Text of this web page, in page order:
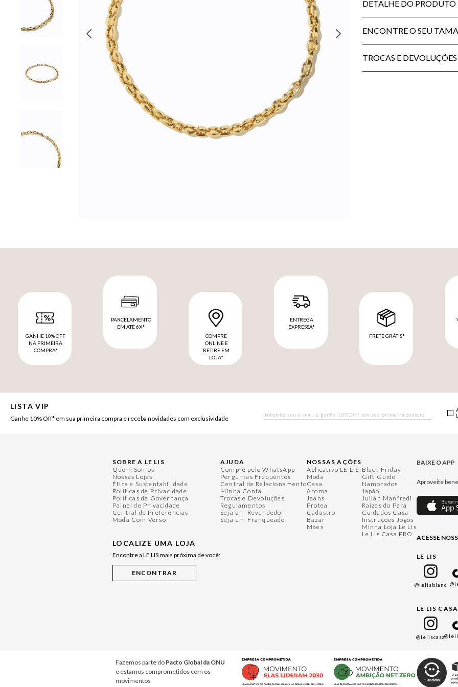
DETALHE DO PRODUTO
ENCONTRE O SEU
TROCAS E DEVOLUÇÕES
GANHE 10% OFF
NA PRIMEIRA
COMPRA*
PARCELAMENTO
EM ATÉ 6X*
COMPRE
ONLINE E
RETIRE EM
LOJA*
ENTREGA
EXPRESSA*
FRETE GRÁTIS*
LISTA VIP
Ganhe 10% Off* em sua primeira compra e receba novidades com exclusividade
SOBRE A LE LIS
Quem Somos
Nossas Lojas
Ética e Sustentabilidade
Políticas de Privacidade
Políticas de Governança
Painel de Privacidade
Central de Preferências
Moda Com Verso
LOCALIZE UMA LOJA
Encontre a LE LIS mais próxima de você:
AJUDA
Compre pelo WhatsApp
Perguntas Frequentes
Central de Relacionamento
Minha Conta
Trocas e Devoluções
Regulamentos
Seja um Revendedor
Seja um Franqueado
NOSSAS AÇÕES
Aplicativo LE LIS
Moda
Casa
Aroma
Jeans
Protea
Cadastro
Bazar
Mães
Black Friday
Gift Guide
Namorados
Japão
Julián Manfredi
Raízes do Pará
Cuidados Casa
Instruções Jogos
Minha Loja Le Lis
Le Lis Casa PRO
BAIXE O APP
Aproveite
ACESSE
LE LIS
@lelisblanc
LE LIS CASA
@leliscasa
Fazemos parte do Pacto Global da ONU
e estamos comprometidos com os
movimentos